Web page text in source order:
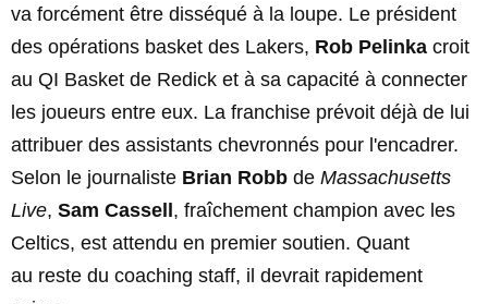
va forcément être disséqué à la loupe. Le président
des opérations basket des Lakers, Rob Pelinka croit
au QI Basket de Redick et à sa capacité à connecter
les joueurs entre eux. La franchise prévoit déjà de lui
attribuer des assistants chevronnés pour l'encadrer.
Selon le journaliste Brian Robb de Massachusetts
Live, Sam Cassell , fraîchement champion avec les
Celtics, est attendu en premier soutien. Quant
au reste du coaching staff, il devrait rapidement